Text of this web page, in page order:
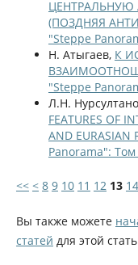
ЦЕНТРАЛЬНУЮ
(ПОЗДНЯЯ
"Steppe
Н. Атыгаев, К
"Steppe
Л.Н.
FEATURES OF
AND EURASIAN
Panorama":
<< < 8 9 10 11 12 13 14
Вы также можете
статей для этой